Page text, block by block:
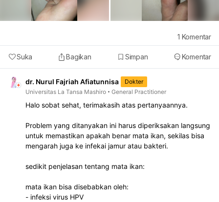
Suka Bagikan Simpan Komentar
1 Komentar
dr. Nurul Fajriah Afiatunnisa
Dokter
Universitas La Tansa Mashiro
General Practitioner
Halo sobat sehat, terimakasih atas pertanyaannya.
Problem yang ditanyakan ini harus diperiksakan langsung
untuk memastikan apakah benar mata ikan, sekilas bisa
mengarah juga ke infekai jamur atau bakteri.
sedikit penjelasan tentang mata ikan:
mata ikan bisa disebabkan oleh:
- infeksi virus HPV